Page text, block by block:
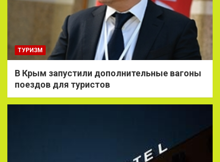
ТУРИЗМ
В Крым запустили дополнительные вагоны
поездов для туристов